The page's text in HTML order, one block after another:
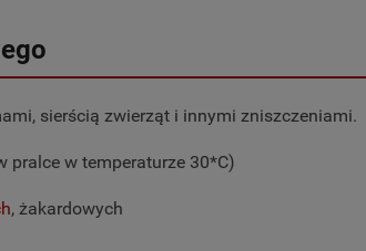
sierścią zwierząt i innymi zniszczeniami.
pralce w temperaturze 30*C)
, żakardowych